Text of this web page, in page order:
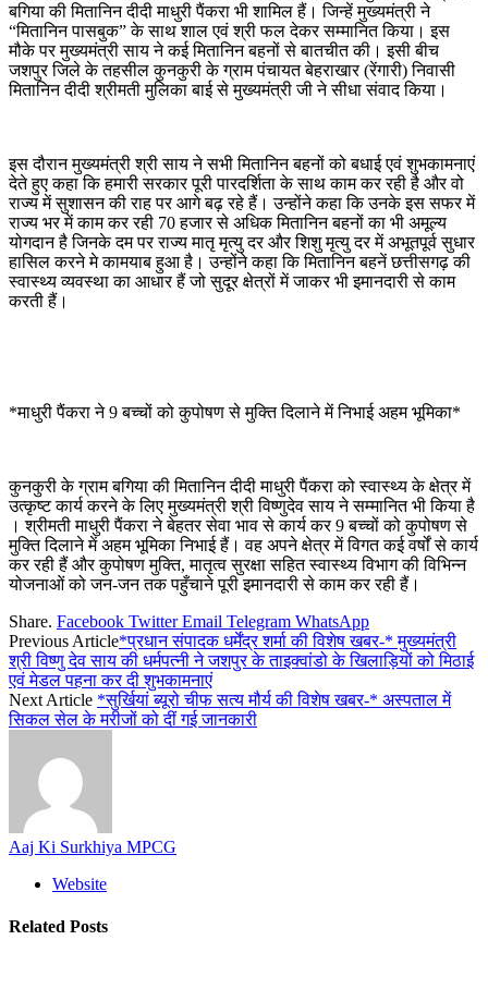
बगिया की मितानिन दीदी माधुरी पैंकरा भी शामिल हैं। जिन्हें मुख्यमंत्री ने
“मितानिन पासबुक” के साथ शाल एवं श्री फल देकर सम्मानित किया। इस
मौके पर मुख्यमंत्री साय ने कई मितानिन बहनों से बातचीत की। इसी बीच
जशपुर जिले के तहसील कुनकुरी के ग्राम पंचायत बेहराखार (रेंगारी) निवासी
मितानिन दीदी श्रीमती मुलिका बाई से मुख्यमंत्री जी ने सीधा संवाद किया।
इस दौरान मुख्यमंत्री श्री साय ने सभी मितानिन बहनों को बधाई एवं शुभकामनाएं
देते हुए कहा कि हमारी सरकार पूरी पारदर्शिता के साथ काम कर रही है और वो
राज्य में सुशासन की राह पर आगे बढ़ रहे हैं। उन्होंने कहा कि उनके इस सफर में
राज्य भर में काम कर रही 70 हजार से अधिक मितानिन बहनों का भी अमूल्य
योगदान है जिनके दम पर राज्य मातृ मृत्यु दर और शिशु मृत्यु दर में अभूतपूर्व सुधार
हासिल करने मे कामयाब हुआ है। उन्होंने कहा कि मितानिन बहनें छत्तीसगढ़ की
स्वास्थ्य व्यवस्था का आधार हैं जो सुदूर क्षेत्रों में जाकर भी इमानदारी से काम
करती हैं।
*माधुरी पैंकरा ने 9 बच्चों को कुपोषण से मुक्ति दिलाने में निभाई अहम भूमिका*
कुनकुरी के ग्राम बगिया की मितानिन दीदी माधुरी पैंकरा को स्वास्थ्य के क्षेत्र में
उत्कृष्ट कार्य करने के लिए मुख्यमंत्री श्री विष्णुदेव साय ने सम्मानित भी किया है
। श्रीमती माधुरी पैंकरा ने बेहतर सेवा भाव से कार्य कर 9 बच्चों को कुपोषण से
मुक्ति दिलाने में अहम भूमिका निभाई हैं। वह अपने क्षेत्र में विगत कई वर्षों से कार्य
कर रही हैं और कुपोषण मुक्ति, मातृत्व सुरक्षा सहित स्वास्थ्य विभाग की विभिन्न
योजनाओं को जन-जन तक पहुँचाने पूरी इमानदारी से काम कर रही हैं।
Share. Facebook Twitter Email Telegram WhatsApp
Previous Article*प्रधान संपादक धर्मेंद्र शर्मा की विशेष खबर-* मुख्यमंत्री
श्री विष्णु देव साय की धर्मपत्नी ने जशपुर के ताइक्वांडो के खिलाड़ियों को मिठाई
एवं मेडल पहना कर दी शुभकामनाएं
Next Article *सुर्खियां ब्यूरो चीफ सत्य मौर्य की विशेष खबर-* अस्पताल में
सिकल सेल के मरीजों को दीं गई जानकारी
Aaj Ki Surkhiya MPCG
Website
Related Posts